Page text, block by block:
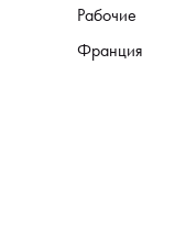
Рабочие
Франция